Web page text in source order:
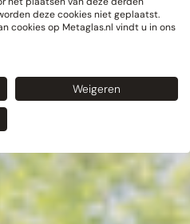
deze cookies niet geplaatst.
cookies op Metaglas.nl vindt u in ons
Weigeren